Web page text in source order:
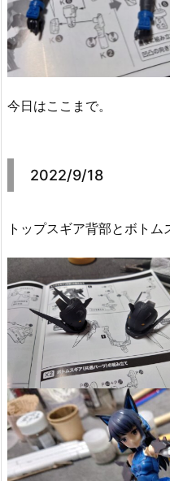
今日はここまで。
2022/9/18
トップスギア背部とボトム